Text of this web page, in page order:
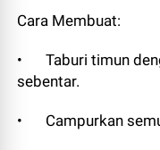
Cara Membuat:
•
Taburi timun
sebentar.
• Campurkan